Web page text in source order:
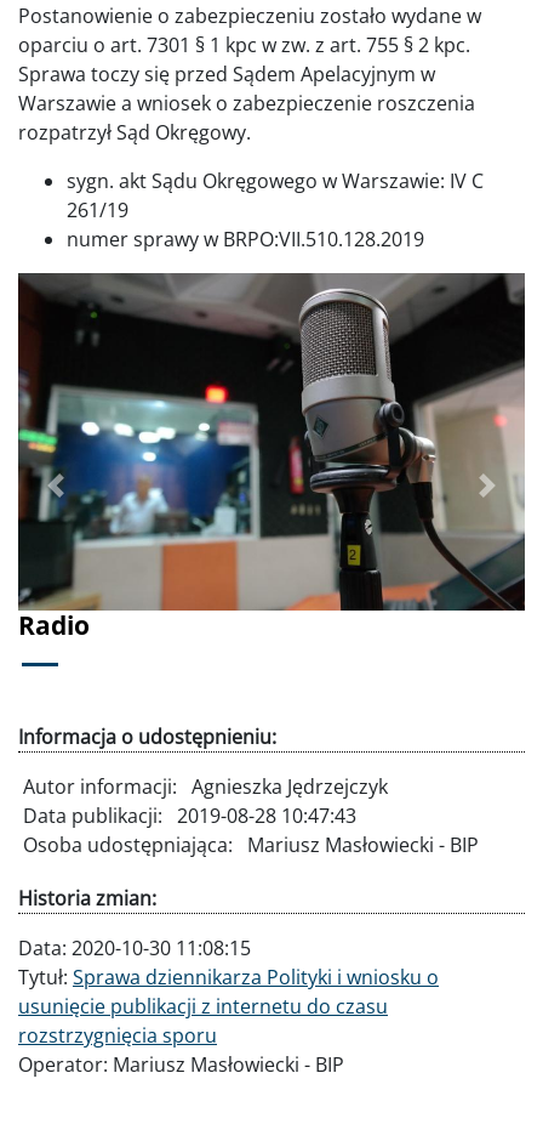
Postanowienie o zabezpieczeniu zostało wydane w
oparciu o art. 7301 § 1 kpc w zw. z art. 755 § 2 kpc.
Sprawa toczy się przed Sądem Apelacyjnym w
Warszawie a wniosek o zabezpieczenie roszczenia
rozpatrzył Sąd Okręgowy.
sygn. akt Sądu Okręgowego w Warszawie: IV C
261/19
numer sprawy w BRPO:VII.510.128.2019
Radio
Poprzednie Dalej
Informacja o udostępnieniu:
Autor informacji: Agnieszka Jędrzejczyk
Data publikacji: 2019-08-28 10:47:43
Osoba udostępniająca:
Mariusz Masłowiecki - BIP
Historia zmian:
Data: 2020-10-30 11:08:15
Tytuł: Sprawa dziennikarza Polityki i wniosku o
usunięcie publikacji z internetu do czasu
rozstrzygnięcia sporu
Operator: Mariusz Masłowiecki - BIP